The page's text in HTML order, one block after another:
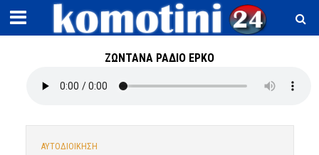
ΖΩΝΤΑΝΑ ΡΑΔΙΟ ΕΡΚΟ
ΑΥΤΟΔΙΟΙΚΗΣΗ